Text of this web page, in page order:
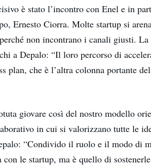
è stato l’incontro con Enel e in
Ernesto Ciorra. Molte startup si
non incontrano i canali giusti.
a Depalo: “Il loro percorso di
plan, che è l’altra colonna portante
giovare così del nostro modello
in cui si valorizzano tutte le
“Condivido il ruolo e il modo di
con le startup, ma è quello di